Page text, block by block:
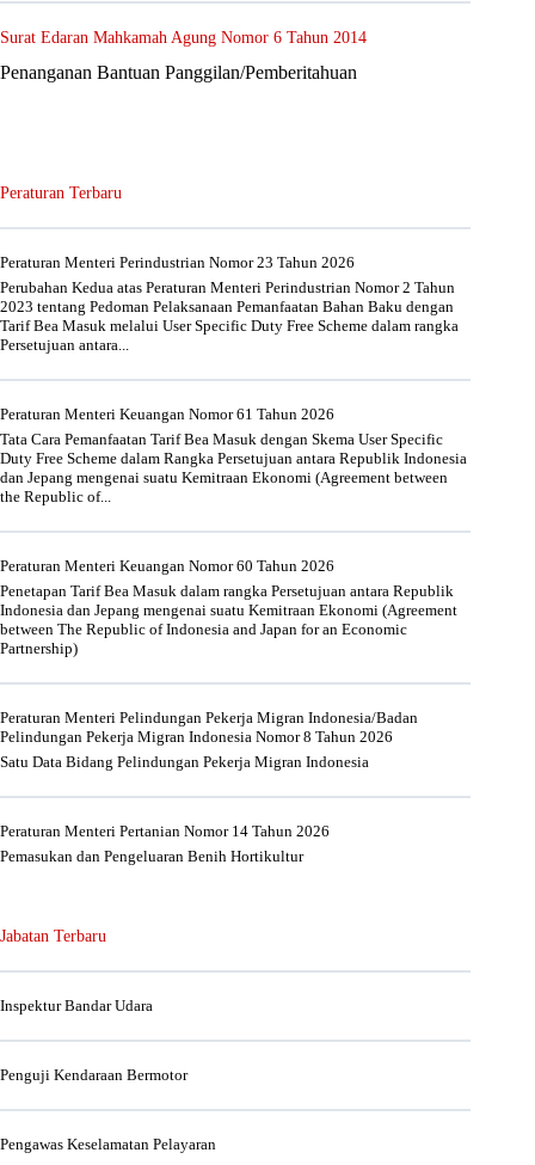
Surat Edaran Mahkamah Agung Nomor 6 Tahun 2014
Penanganan Bantuan Panggilan/Pemberitahuan
Peraturan Terbaru
Peraturan Menteri Perindustrian Nomor 23 Tahun 2026
Perubahan Kedua atas Peraturan Menteri Perindustrian Nomor 2 Tahun
2023 tentang Pedoman Pelaksanaan Pemanfaatan Bahan Baku dengan
Tarif Bea Masuk melalui User Specific Duty Free Scheme dalam rangka
Persetujuan antara...
Peraturan Menteri Keuangan Nomor 61 Tahun 2026
Tata Cara Pemanfaatan Tarif Bea Masuk dengan Skema User Specific
Duty Free Scheme dalam Rangka Persetujuan antara Republik Indonesia
dan Jepang mengenai suatu Kemitraan Ekonomi (Agreement between
the Republic of...
Peraturan Menteri Keuangan Nomor 60 Tahun 2026
Penetapan Tarif Bea Masuk dalam rangka Persetujuan antara Republik
Indonesia dan Jepang mengenai suatu Kemitraan Ekonomi (Agreement
between The Republic of Indonesia and Japan for an Economic
Partnership)
Peraturan Menteri Pelindungan Pekerja Migran Indonesia/Badan
Pelindungan Pekerja Migran Indonesia Nomor 8 Tahun 2026
Satu Data Bidang Pelindungan Pekerja Migran Indonesia
Peraturan Menteri Pertanian Nomor 14 Tahun 2026
Pemasukan dan Pengeluaran Benih Hortikultur
Jabatan Terbaru
Inspektur Bandar Udara
Penguji Kendaraan Bermotor
Pengawas Keselamatan Pelayaran